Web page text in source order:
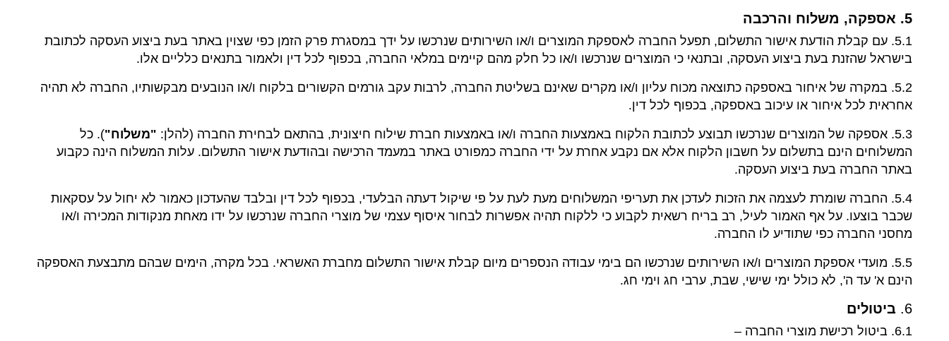
5. אספקה, משלוח והרכבה
5.1. עם קבלת הודעת אישור התשלום, תפעל החברה לאספקת המוצרים ו/או השירותים שנרכשו על ידך במסגרת פרק הזמן כפי שצוין באתר בעת ביצוע העסקה לכתובת
בישראל שהזנת בעת ביצוע העסקה, ובתנאי כי המוצרים שנרכשו ו/או כל חלק מהם קיימים במלאי החברה, בכפוף לכל דין ולאמור בתנאים כלליים אלו.
5.2. במקרה של איחור באספקה כתוצאה מכוח עליון ו/או מקרים שאינם בשליטת החברה, לרבות עקב גורמים הקשורים בלקוח ו/או הנובעים מבקשותיו, החברה לא תהיה
אחראית לכל איחור או עיכוב באספקה, בכפוף לכל דין.
5.3. אספקה של המוצרים שנרכשו תבוצע לכתובת הלקוח באמצעות החברה ו/או באמצעות חברת שילוח חיצונית, בהתאם לבחירת החברה (להלן: "משלוח"). כל
המשלוחים הינם בתשלום על חשבון הלקוח אלא אם נקבע אחרת על ידי החברה כמפורט באתר במעמד הרכישה ובהודעת אישור התשלום. עלות המשלוח הינה כקבוע
באתר החברה בעת ביצוע העסקה.
5.4. החברה שומרת לעצמה את הזכות לעדכן את תעריפי המשלוחים מעת לעת על פי שיקול דעתה הבלעדי, בכפוף לכל דין ובלבד שהעדכון כאמור לא יחול על עסקאות
שכבר בוצעו. על אף האמור לעיל, רב בריח רשאית לקבוע כי ללקוח תהיה אפשרות לבחור איסוף עצמי של מוצרי החברה שנרכשו על ידו מאחת מנקודות המכירה ו/או
מחסני החברה כפי שתודיע לו החברה.
5.5. מועדי אספקת המוצרים ו/או השירותים שנרכשו הם בימי עבודה הנספרים מיום קבלת אישור התשלום מחברת האשראי. בכל מקרה, הימים שבהם מתבצעת האספקה
הינם א' עד ה', לא כולל ימי שישי, שבת, ערבי חג וימי חג.
6. ביטולים
6.1. ביטול רכישת מוצרי החברה –